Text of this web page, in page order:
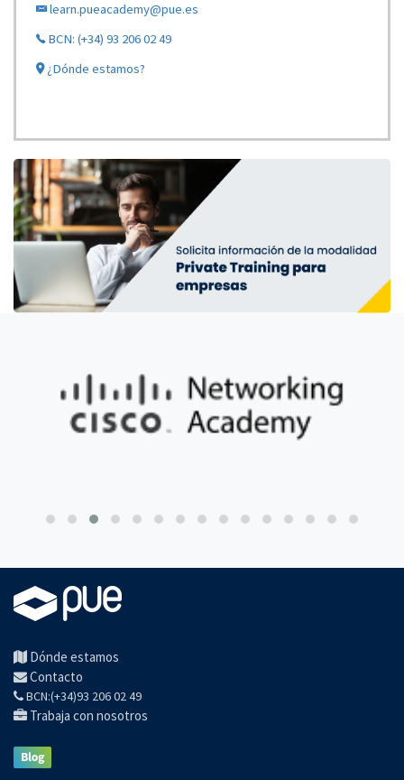
learn.pueacademy@pue.es
BCN: (+34) 93 206 02 49
¿Dónde estamos?
Dónde estamos
Contacto
BCN:(+34)93 206 02 49
Trabaja con nosotros